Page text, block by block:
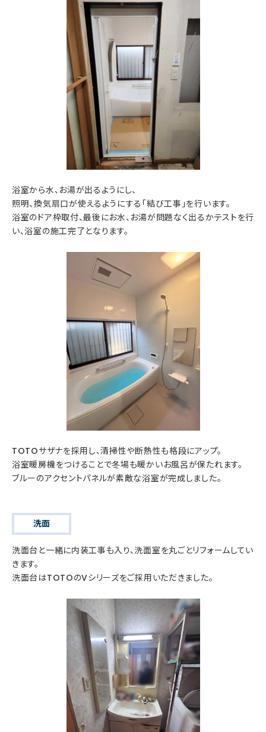
浴室から水、お湯が出るようにし、
照明、換気扇口が使えるようにする「結び工事」を行います。
浴室のドア枠取付、最後にお水、お湯が問題なく出るかテストを行
い、浴室の施工完了となります。
TOTOサザナを採用し、清掃性や断熱性も格段にアップ。
浴室暖房機をつけることで冬場も暖かいお風呂が保たれます。
ブルーのアクセントパネルが素敵な浴室が完成しました。
洗面
洗面台と一緒に内装工事も入り、洗面室を丸ごとリフォームしてい
きます。
洗面台はTOTOのVシリーズをご採用いただきました。